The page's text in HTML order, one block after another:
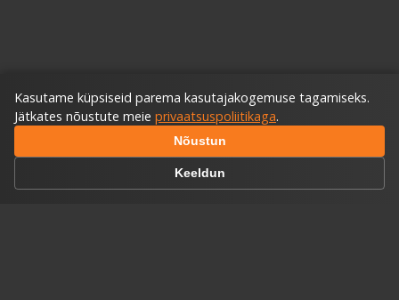
Kasutame küpsiseid parema kasutajakogemuse tagamiseks.
Jätkates nõustute meie privaatsuspoliitikaga.
Nõustun
Keeldun